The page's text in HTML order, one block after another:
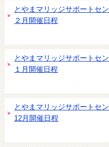
とやまマリッジサポートセ
２月開催日程
とやまマリッジサポートセ
１月開催日程
とやまマリッジサポートセ
12月開催日程